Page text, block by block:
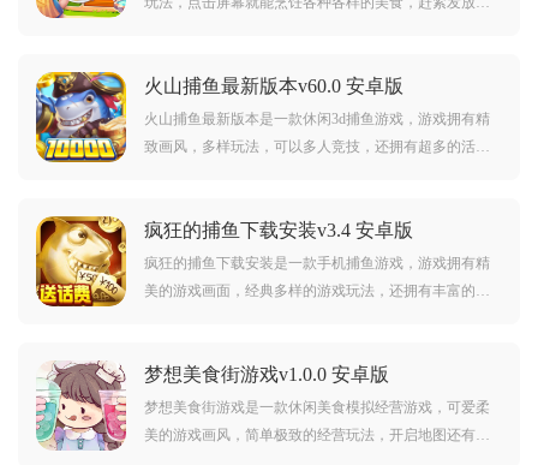
火山捕鱼最新版本v60.0 安卓版
火山捕鱼最新版本是一款休闲3d捕鱼游戏，游戏拥有精
致画风，多样玩法，可以多人竞技，还拥有超多的活动
疯狂的捕鱼下载安装v3.4 安卓版
疯狂的捕鱼下载安装是一款手机捕鱼游戏，游戏拥有精
美的游戏画面，经典多样的游戏玩法，还拥有丰富的活
梦想美食街游戏v1.0.0 安卓版
梦想美食街游戏是一款休闲美食模拟经营游戏，可爱柔
美的游戏画风，简单极致的经营玩法，开启地图还有多